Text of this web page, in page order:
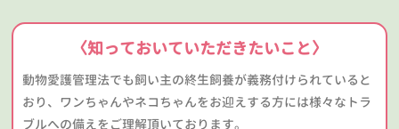
〈知っておいていただきたいこと〉
動物愛護管理法でも飼い主の終生飼養が義務付けられていると
おり、ワンちゃんやネコちゃんをお迎えする方には様々なトラ
ブルへの備えをご理解頂いております。